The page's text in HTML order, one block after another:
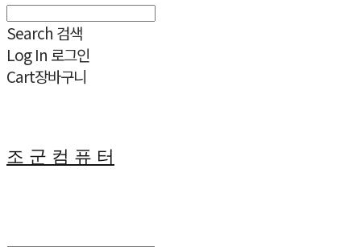
Search 검색
Log In 로그인
Cart장바구니
조 군 컴 퓨 터